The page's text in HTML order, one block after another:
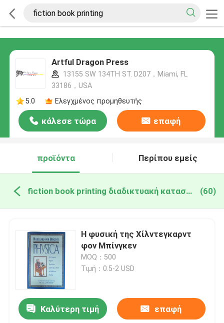
Artful Dragon Press
13155 SW 134TH ST. D207，Miami, FL
33186，USA
5.0
Ελεγχμένος προμηθευτής
κάλεσε τώρα επαφή
προϊόντα Περίπου εμείς
fiction book printing διαδικτυακή κατασκευή (60)
Η φυσική της Χίλντεγκαρντ
φον Μπίνγκεν
MOQ：500
Τιμή：0.5-2 USD
Καλύτερη τιμή επαφή